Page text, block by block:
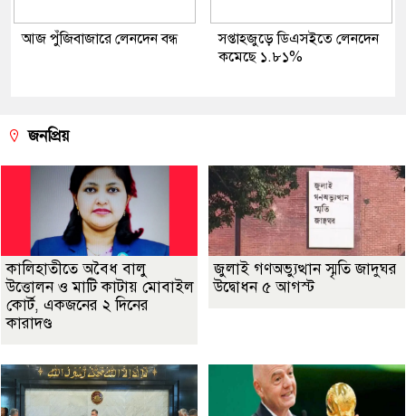
আজ পুঁজিবাজারে লেনদেন বন্ধ
সপ্তাহজুড়ে ডিএসইতে লেনদেন
কমেছে ১.৮১%
জনপ্রিয়
কালিহাতীতে অবৈধ বালু
উত্তোলন ও মাটি কাটায় মোবাইল
কোর্ট, একজনের ২ দিনের
কারাদণ্ড
জুলাই গণঅভ্যুত্থান স্মৃতি জাদুঘর
উদ্বোধন ৫ আগস্ট